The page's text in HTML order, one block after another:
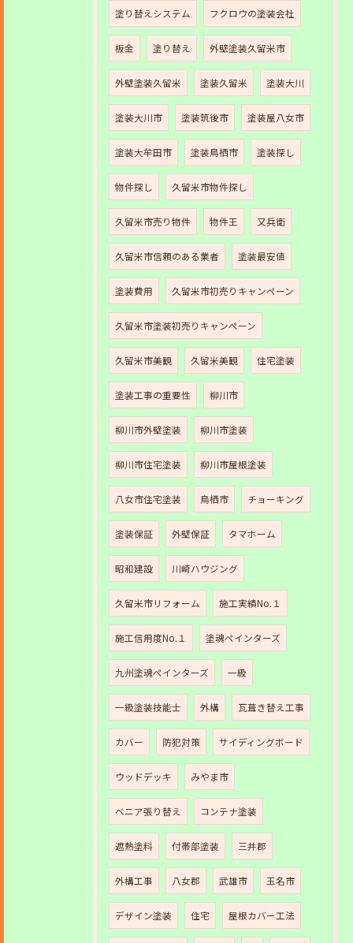
塗り替えシステム フクロウの塗装会社
板金 塗り替え 外壁塗装久留米市
外壁塗装久留米 塗装久留米 塗装大川
塗装大川市 塗装筑後市 塗装屋八女市
塗装大牟田市 塗装鳥栖市 塗装探し
物件探し 久留米市物件探し
久留米市売り物件 物件王 又兵衛
久留米市信頼のある業者 塗装最安値
塗装費用 久留米市初売りキャンペーン
久留米市塗装初売りキャンペーン
久留米市美観 久留米美観 住宅塗装
塗装工事の重要性 柳川市
柳川市外壁塗装 柳川市塗装
柳川市住宅塗装 柳川市屋根塗装
八女市住宅塗装 鳥栖市 チョーキング
塗装保証 外壁保証 タマホーム
昭和建設 川崎ハウジング
久留米市リフォーム 施工実績No.１
施工信用度No.１ 塗魂ペインターズ
九州塗魂ペインターズ 一級
一級塗装技能士 外構 瓦葺き替え工事
カバー 防犯対策 サイディングボード
ウッドデッキ みやま市
ベニア張り替え コンテナ塗装
遮熱塗料 付帯部塗装 三井郡
外構工事 八女郡 武雄市 玉名市
デザイン塗装 住宅 屋根カバー工法